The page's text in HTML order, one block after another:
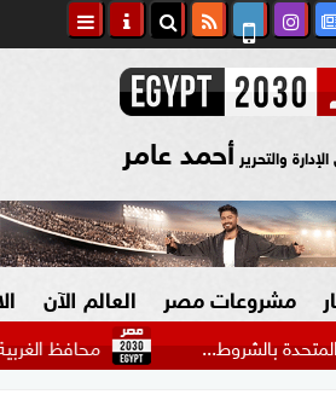
والتحرير أحمد عامر
مشروعات مصر العالم الآن
محافظ الغربية يستقبل